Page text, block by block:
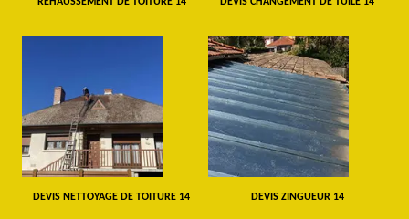
DEVIS NETTOYAGE DE TOITURE 14 DEVIS ZINGUEUR 14